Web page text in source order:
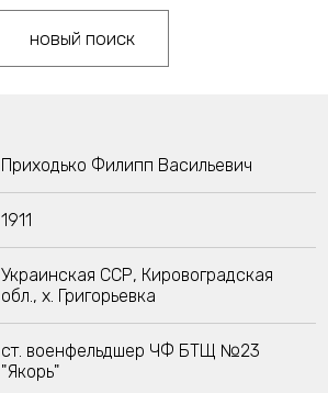
новый поиск
Приходько Филипп Васильевич
1911
Украинская ССР, Кировоградская
обл., х. Григорьевка
ст. военфельдшер ЧФ БТЩ №23
"Якорь"